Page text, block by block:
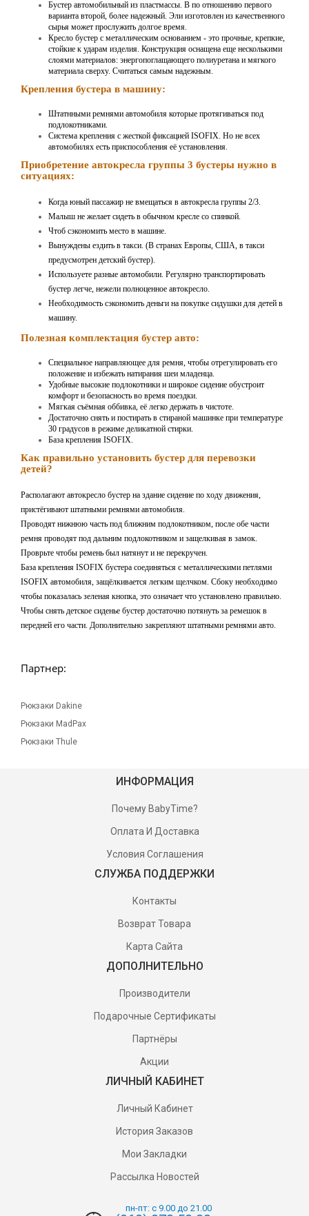
Бустер автомобильный из пластмассы. В по отношению первого
варианта второй, более надежный. Эли изготовлен из качественного
сырья может прослужить долгое время.
Кресло бустер с металлическим основанием - это прочные, крепкие,
стойкие к ударам изделия. Конструкция оснащена еще несколькими
слоями материалов: энергопоглащающего полиуретана и мягкого
материала сверху. Считаться самым надежным.
Крепления бустера в машину:
Штатнными ремнями автомобиля которые протягиваться под
подлокотниками.
Система крепления с жесткой фиксацией ISOFIX. Но не всех
автомобилях есть приспособления её установления.
Приобретение автокресла группы 3 бустеры нужно в
ситуациях:
Когда юный пассажир не вмещаться в автокресла группы 2/3.
Малыш не желает сидеть в обычном кресле со спинкой.
Чтоб сэкономить место в машине.
Вынуждены ездить в такси. (В странах Европы, США, в такси
предусмотрен детский бустер).
Используете разные автомобили. Регулярно транспортировать
бустер легче, нежели полноценное автокресло.
Необходимость сэкономить деньги на покупке сидушки для детей в
машину.
Полезная комплектация бустер авто:
Специальное направляющее для ремня, чтобы отрегулировать его
положение и избежать натирания шеи младенца.
Удобные высокие подлокотники и широкое сидение обустроит
комфорт и безопасность во время поездки.
Мягкая съёмная оббивка, её легко держать в чистоте.
Достаточно снять и постирать в стираной машинке при температуре
30 градусов в режиме деликатной стирки.
База крепления ISOFIX.
Как правильно установить бустер для перевозки
детей?
Располагают автокресло бустер на здание сидение по ходу движения,
пристёгивают штатными ремнями автомобиля.
Проводят нижнюю часть под ближним подлокотником, после обе части
ремня проводят под дальним подлокотником и защелкивая в замок.
Проврьте чтобы ремень был натянут и не перекручен.
База крепления ISOFIX бустера соединяться с металлическими петлями
ISOFIX автомобиля, защёлкивается легким щелчком. Сбоку необходимо
чтобы показалась зеленая кнопка, это означает что установлено правильно.
Чтобы снять детское сиденье бустер достаточно потянуть за ремешок в
передней его части. Дополнительно закрепляют штатными ремнями авто.
Партнер:
Рюкзаки Dakine
Рюкзаки MadPax
Рюкзаки Thule
ИНФОРМАЦИЯ
Почему BabyTime?
Оплата И Доставка
Условия Соглашения
СЛУЖБА ПОДДЕРЖКИ
Контакты
Возврат Товара
Карта Сайта
ДОПОЛНИТЕЛЬНО
Производители
Подарочные Сертификаты
Партнёры
Акции
ЛИЧНЫЙ КАБИНЕТ
Личный Кабинет
История Заказов
Мои Закладки
Рассылка Новостей
пн-пт: с 9.00 до 21.00